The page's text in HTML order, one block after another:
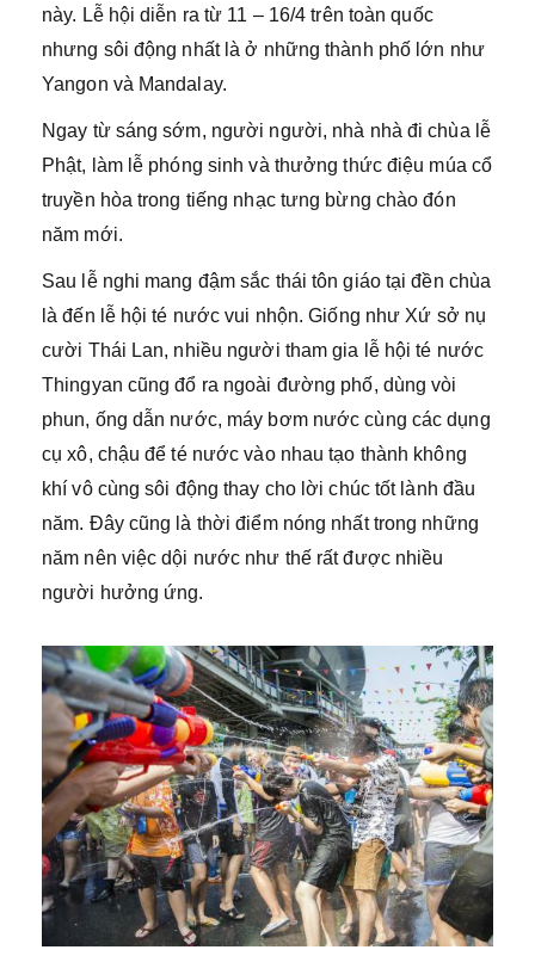
này. Lễ hội diễn ra từ 11 – 16/4 trên toàn quốc
nhưng sôi động nhất là ở những thành phố lớn như
Yangon và Mandalay.
Ngay từ sáng sớm, người người, nhà nhà đi chùa lễ
Phật, làm lễ phóng sinh và thưởng thức điệu múa cổ
truyền hòa trong tiếng nhạc tưng bừng chào đón
năm mới.
Sau lễ nghi mang đậm sắc thái tôn giáo tại đền chùa
là đến lễ hội té nước vui nhộn. Giống như Xứ sở nụ
cười Thái Lan, nhiều người tham gia lễ hội té nước
Thingyan cũng đổ ra ngoài đường phố, dùng vòi
phun, ống dẫn nước, máy bơm nước cùng các dụng
cụ xô, chậu để té nước vào nhau tạo thành không
khí vô cùng sôi động thay cho lời chúc tốt lành đầu
năm. Đây cũng là thời điểm nóng nhất trong những
năm nên việc dội nước như thế rất được nhiều
người hưởng ứng.